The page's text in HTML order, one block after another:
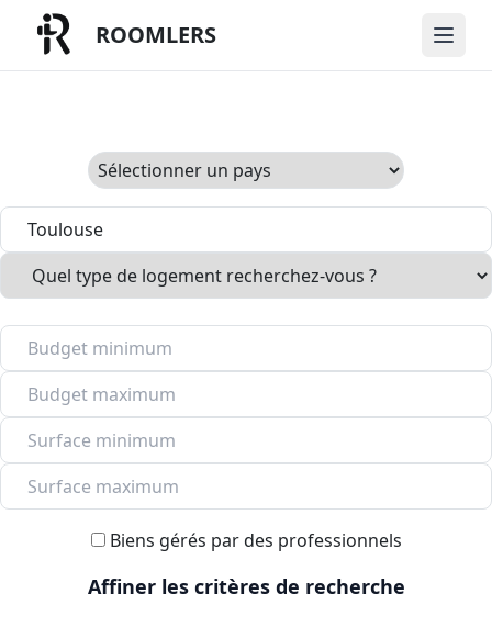
ROOMLERS
Biens gérés par des professionnels
Affiner les critères de recherche